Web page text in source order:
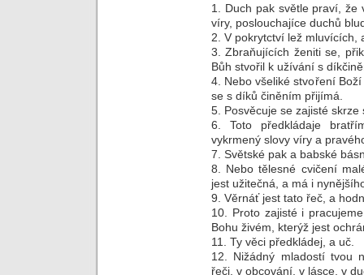
1. Duch pak světle praví,
víry, poslouchajíce duchů
2. V pokrytctví lež mluvících,
3. Zbraňujících ženiti se,
Bůh stvořil k užívání s
4. Nebo všeliké stvoření
se s díků činěním přijímá.
5. Posvěcuje se zajisté
6. Toto předkládaje
vykrmený slovy víry a
7. Světské pak a babské
8. Nebo tělesné cvičení
jest užitečná, a má i
9. Věrnáť jest tato řeč, a
10. Proto zajisté i
Bohu živém, kterýž jest
11. Ty věci předkládej, a uč.
12. Nižádný mladostí tvou
řeči, v obcování, v lásce, v